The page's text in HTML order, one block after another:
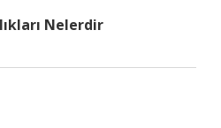
Nelerdir